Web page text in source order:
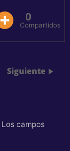
0
Compartidos
Siguiente
Los campos